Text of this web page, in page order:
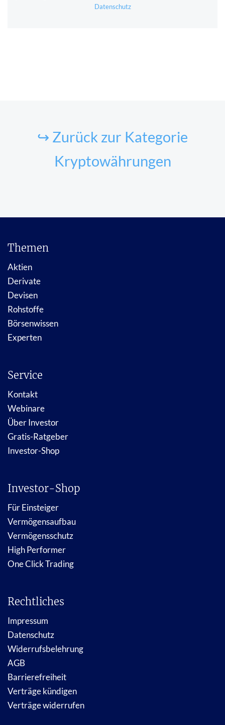
Datenschutz
↪ Zurück zur Kategorie
Kryptowährungen
Themen
Aktien
Derivate
Devisen
Rohstoffe
Börsenwissen
Experten
Service
Kontakt
Webinare
Über Investor
Gratis-Ratgeber
Investor-Shop
Investor-Shop
Für Einsteiger
Vermögensaufbau
Vermögensschutz
High Performer
One Click Trading
Rechtliches
Impressum
Datenschutz
Widerrufsbelehrung
AGB
Barrierefreiheit
Verträge kündigen
Verträge widerrufen